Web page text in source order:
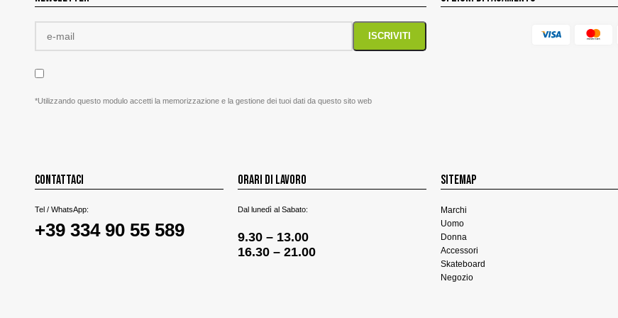
*Utilizzando questo modulo accetti la memorizzazione e la gestione dei tuoi dati da questo sito web
CONTATTACI
Tel / WhatsApp:
+39 334 90 55 589
ORARI DI LAVORO
Dal lunedì al Sabato:
9.30 – 13.00
16.30 – 21.00
SITEMAP
Marchi
Uomo
Donna
Accessori
Skateboard
Negozio